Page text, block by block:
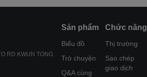
RD KWUN TONG
Sản phẩm
Biểu đồ
Trò chuyện
Q&A cùng
Chức năng
Thị trường
Sao chép
giao dịch